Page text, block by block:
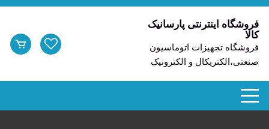
رد
شدن
محتوا
فروشگاه اینترنتی پارسانیک
کالا
فروشگاه تجهیزات اتوماسیون
صنعتی،الکتریکال و الکترونیک